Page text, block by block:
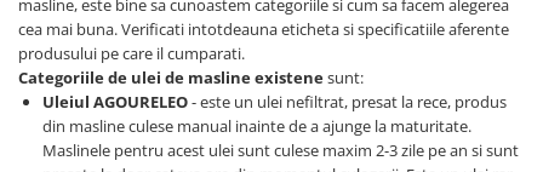
masline, este bine sa cunoastem categoriile si cum sa facem alegerea
cea mai buna. Verificati intotdeauna eticheta si specificatiile aferente
produsului pe care il cumparati.
Categoriile de ulei de masline existenesunt:
Uleiul AGOURELEO- este un ulei nefiltrat, presat la rece, produs
din masline culese manual inainte de a ajunge la maturitate.
Maslinele pentru acest ulei sunt culese maxim 2-3 zile pe an si sunt